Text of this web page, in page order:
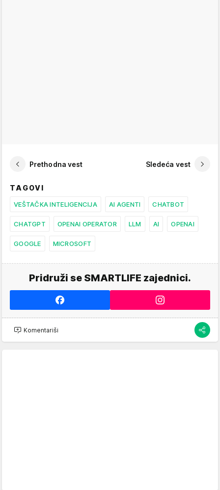
Prethodna vest Sledeća vest
TAGOVI
VEŠTAČKA INTELIGENCIJA AI AGENTI CHATBOT
CHATGPT OPENAI OPERATOR LLM AI OPENAI
GOOGLE MICROSOFT
Pridruži se SMARTLIFE zajednici.
Komentariši